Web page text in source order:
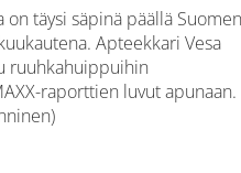
on täysi säpinä päällä Suomen
Apteekkari Vesa
ruuhkahuippuihin
raporttien luvut apunaan.